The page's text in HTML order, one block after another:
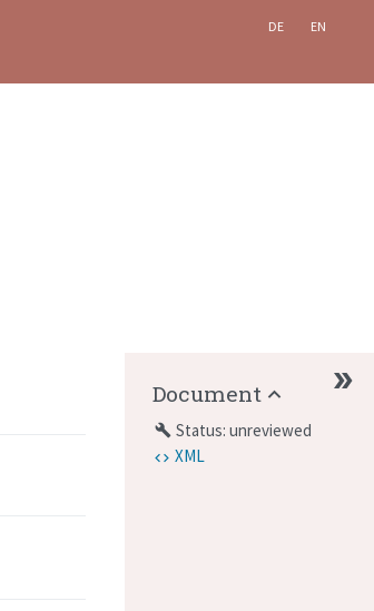
DE EN
Document
build Status: unreviewed
XML